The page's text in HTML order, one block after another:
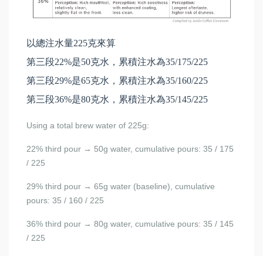
以總注水量225克來算
第三段22%是50克水，累積注水為35/175/225
第三段29%是65克水，累積注水為35/160/225
第三段36%是80克水，累積注水為35/145/225
Using a total brew water of 225g:
22% third pour → 50g water, cumulative pours: 35 / 175
/ 225
29% third pour → 65g water (baseline), cumulative
pours: 35 / 160 / 225
36% third pour → 80g water, cumulative pours: 35 / 145
/ 225